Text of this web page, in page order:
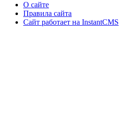
О сайте
Правила сайта
Сайт работает на InstantCMS